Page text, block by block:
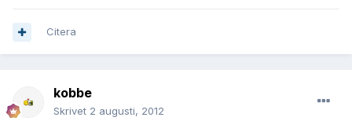
Citera
kobbe
Skrivet 2 augusti, 2012